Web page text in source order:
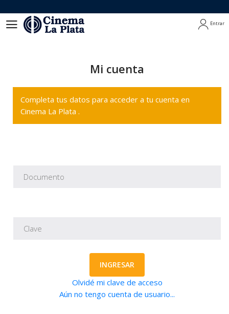
Entrar
Mi cuenta
Completa tus datos para acceder a tu cuenta en
Cinema La Plata .
INGRESAR
Olvidé mi clave de acceso
Aún no tengo cuenta de usuario...